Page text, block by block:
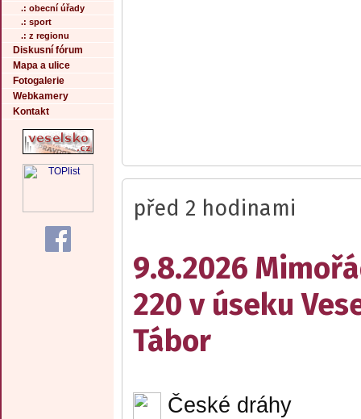
.: obecní úřady
.: sport
.: z regionu
Diskusní fórum
Mapa a ulice
Fotogalerie
Webkamery
Kontakt
před 2 hodinami
9.8.2026
220 v úseku
Tábor
České dráhy